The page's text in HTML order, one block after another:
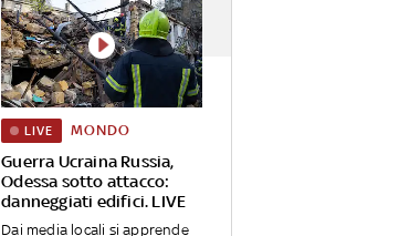
Guerra Ucraina Russia,
Odessa sotto attacco:
danneggiati edifici. LIVE
LIVE MONDO
Dai media locali si apprende